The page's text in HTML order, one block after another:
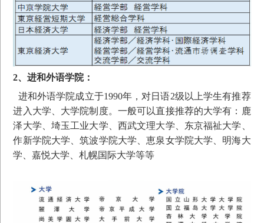
2、进和外语学院：
进和外语学院成立于1990年，对日语2级以上学生有推荐
进入大学、大学院制度。一般可以直接推荐的大学有：鹿
泽大学、埼玉工业大学、西武文理大学、东京福祉大学、
作新学院大学、筑波学院大学、恵泉女学院大学、明海大
学、嘉悦大学、札幌国际大学等等